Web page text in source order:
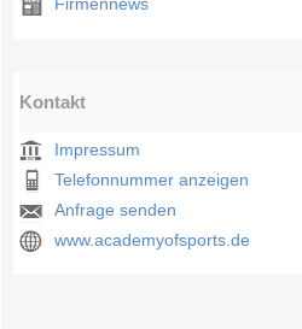
Firmennews
Kontakt
Impressum
Telefonnummer anzeigen
Anfrage senden
www.academyofsports.de